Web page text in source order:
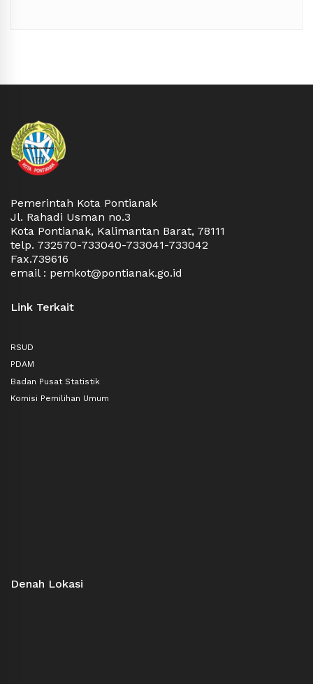
Pemerintah Kota Pontianak
Jl. Rahadi Usman no.3
Kota Pontianak, Kalimantan Barat, 78111
telp. 732570-733040-733041-733042
Fax.739616
email : pemkot@pontianak.go.id
Link Terkait
RSUD
PDAM
Badan Pusat Statistik
Komisi Pemilihan Umum
Denah Lokasi